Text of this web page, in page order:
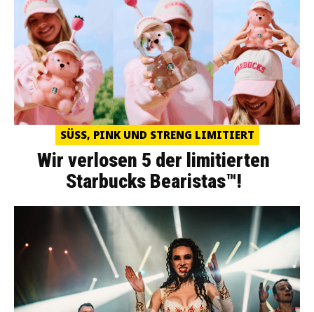
SÜSS, PINK UND STRENG LIMITIERT
Wir verlosen 5 der limitierten
Starbucks Bearistas™!